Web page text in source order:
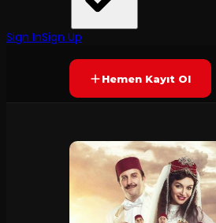
Sign InSign UpSONA ERDI
Hemen Kayıt Ol